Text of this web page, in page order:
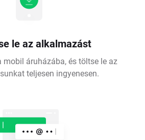
le az alkalmazást
mobil áruházába, és töltse le az
teljesen ingyenesen.